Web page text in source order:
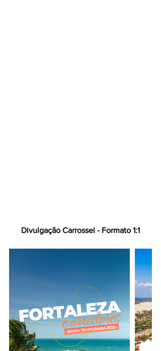
Divulgação Carrossel - Formato 1:1